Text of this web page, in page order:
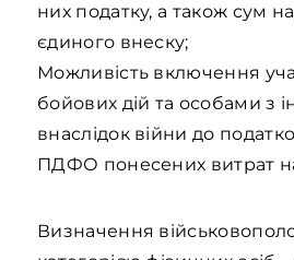
них податку, а також сум
єдиного внеску;
Можливість включення
бойових дій та особами з
внаслідок війни до
ПДФО понесених витрат
Визначення